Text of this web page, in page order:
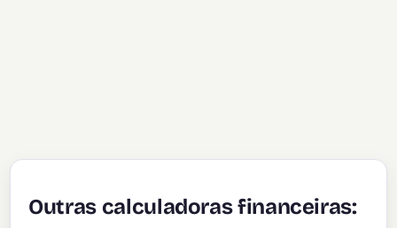
Outras calculadoras financeiras: